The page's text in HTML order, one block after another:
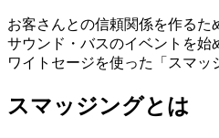
お客さんとの信頼関係を作る
サウンド・バスのイベントを始
ワイトセージを使った「スマッ
スマッジングとは